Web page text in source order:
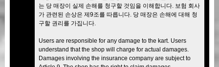
는 당 매장이 실제 손해를 청구할 것임을 이해합니다. 보험 회사
가 관련된 손상은 제9조를 따릅니다. 당 매장은 손해에 대해 청
구할 권리를 가집니다.
Users are responsible for any damage to the kart. Users
understand that the shop will charge for actual damages.
Damages involving the insurance company are subject to